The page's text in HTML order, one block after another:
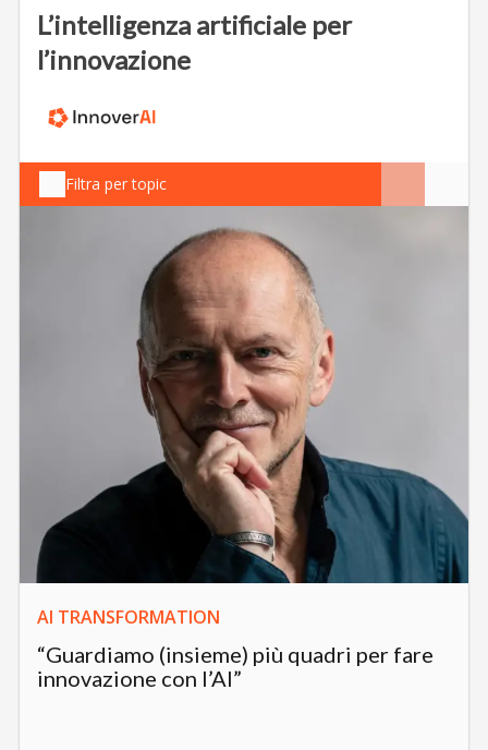
L’intelligenza artificiale per
l’innovazione
Filtra per topic
AI TRANSFORMATION
“Guardiamo (insieme) più quadri per fare
innovazione con l’AI”